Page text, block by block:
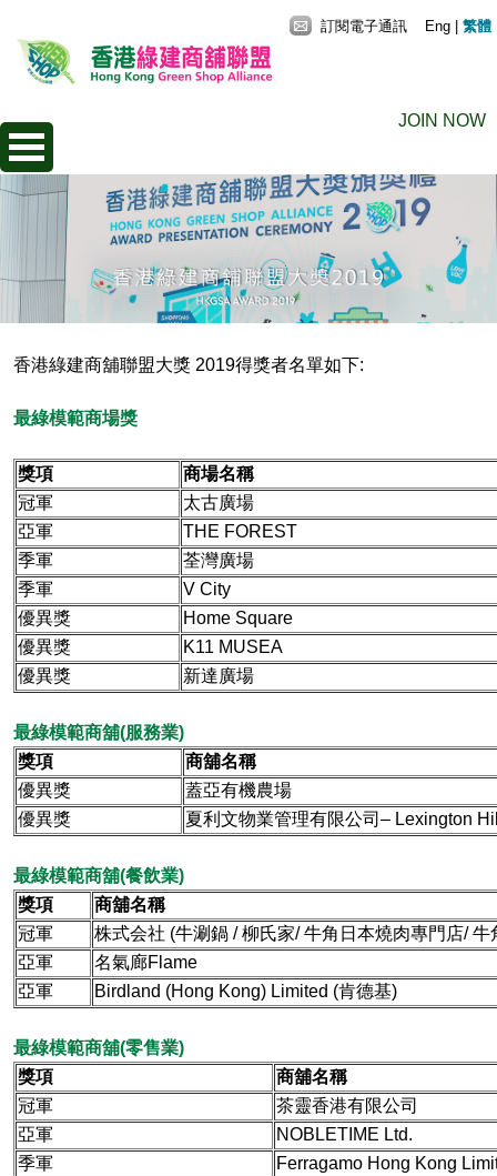
JOIN NOW
訂閱電子通訊 Eng 繁體
香港綠建商舖聯盟大獎 2019得獎者名單如下:
最綠模範商場獎
獎項
商場名稱
冠軍
太古廣場
亞軍
THE FOREST
季軍
荃灣廣場
季軍
V City
優異獎
Home Square
優異獎
K11 MUSEA
優異獎
新達廣場
最綠模範商舖(服務業)
獎項
商舖名稱
優異獎
蓋亞有機農場
優異獎
夏利文物業管理有限公司– Lexington
最綠模範商舖(餐飲業)
獎項
商舖名稱
冠軍
株式会社 (牛涮鍋 / 柳氏家/ 牛角日本燒肉專門店/ 牛
亞軍
名氣廊Flame
亞軍
Birdland (Hong Kong) Limited (肯德基)
最綠模範商舖(零售業)
獎項
商舖名稱
冠軍
茶靈香港有限公司
亞軍
NOBLETIME Ltd.
季軍
Ferragamo Hong Kong